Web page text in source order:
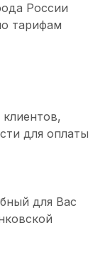
России
тарифам
для оплаты
для Вас